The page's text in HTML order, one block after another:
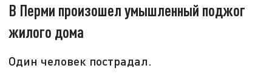
В Перми произошел умышленный поджог
жилого дома
Один человек пострадал.